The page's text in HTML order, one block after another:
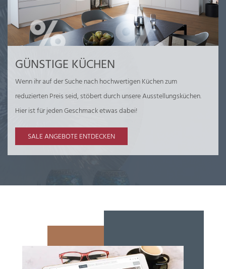
GÜNSTIGE KÜCHEN
Wenn ihr auf der Suche nach hochwertigen Küchen zum
reduzierten Preis seid, stöbert durch unsere Ausstellungsküchen.
Hier ist für jeden Geschmack etwas dabei!
SALE ANGEBOTE ENTDECKEN